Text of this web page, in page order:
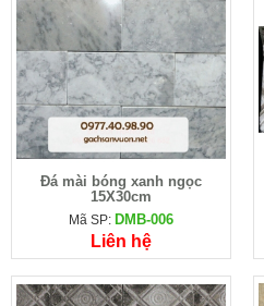
Đá mài bóng xanh ngọc
15X30cm
Mã SP: DMB-006
Liên hệ